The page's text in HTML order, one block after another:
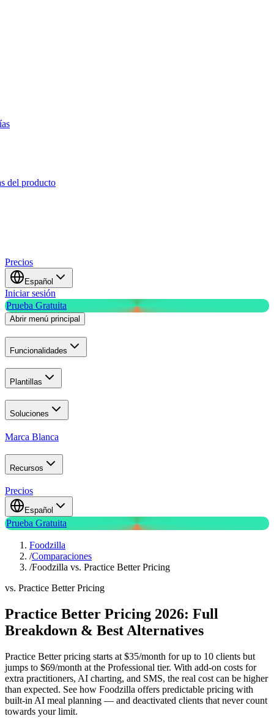
del producto
Precios
Español
Iniciar sesión
Prueba Gratuita
Abrir menú principal
Funcionalidades
Plantillas
Soluciones
Marca Blanca
Recursos
Precios
Español
Prueba Gratuita
Foodzilla
/Comparaciones
/Foodzilla vs. Practice Better Pricing
vs. Practice Better Pricing
Practice Better Pricing 2026: Full
Breakdown & Best Alternatives
Practice Better pricing starts at $35/month for up to 10 clients but
jumps to $69/month at the Professional tier. With add-on costs for
extra practitioners, AI charting, and SMS, the real cost can be higher
than expected. See how Foodzilla offers predictable pricing with
built-in AI meal planning — and deactivated clients that never count
towards your limit.